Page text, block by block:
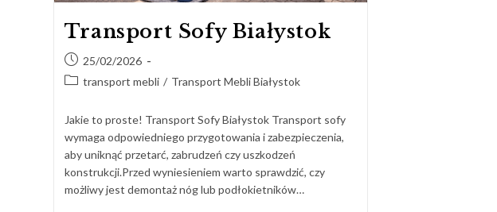
Transport Sofy Białystok
25/02/2026
transport mebli / Transport Mebli Białystok
Jakie to proste! Transport Sofy Białystok Transport sofy
wymaga odpowiedniego przygotowania i zabezpieczenia,
aby uniknąć przetarć, zabrudzeń czy uszkodzeń
konstrukcji.Przed wyniesieniem warto sprawdzić, czy
możliwy jest demontaż nóg lub podłokietników…